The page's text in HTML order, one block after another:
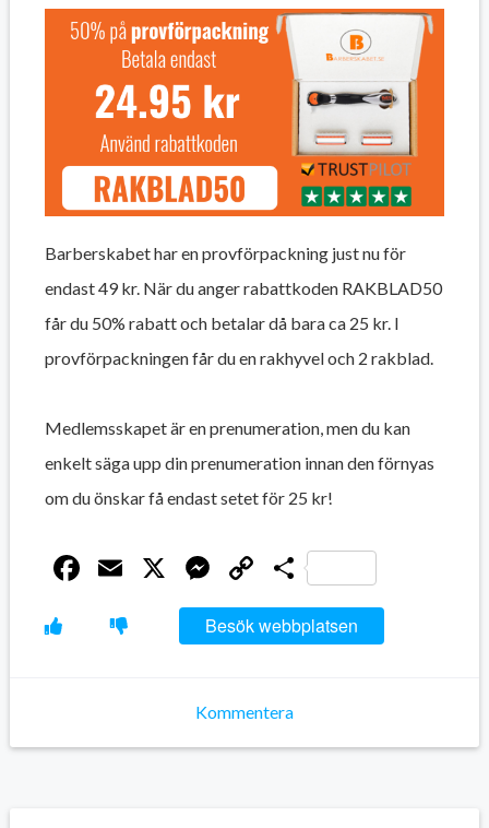
Barberskabet har en provförpackning just nu för
endast 49 kr. När du anger rabattkoden RAKBLAD50
får du 50% rabatt och betalar då bara ca 25 kr. I
provförpackningen får du en rakhyvel och 2 rakblad.
Medlemsskapet är en prenumeration, men du kan
enkelt säga upp din prenumeration innan den förnyas
om du önskar få endast setet för 25 kr!
Facebook
Email
X Messenger
Copy
Link
Dela
Besök webbplatsen
Kommentera